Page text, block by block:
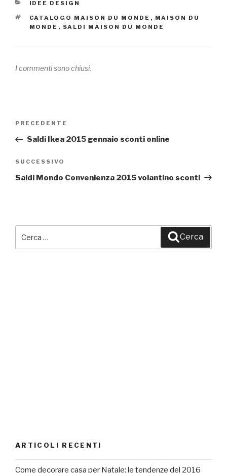
CATEGORIE
IDEE DESIGN
TAG
CATALOGO MAISON DU MONDE , MAISON DU
MONDE , SALDI MAISON DU MONDE
I commenti sono chiusi.
Navigazione
Articolo
precedente:
PRECEDENTE
Saldi Ikea 2015 gennaio sconti online
Articolo
successivo
SUCCESSIVO
Saldi Mondo Convenienza 2015 volantino sconti
Cerca
ARTICOLI RECENTI
Come decorare casa per Natale: le tendenze del 2016